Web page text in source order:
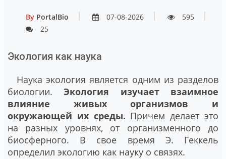
By PortalBio 07-08-2026
595
25
Экология как наука
Наука экология является одним из разделов
биологии.Экология изучает взаимное
влияние живых организмов и
окружающей их среды. Причем делает это
на разных уровнях, от организменного до
биосферного. В свое время Э. Геккель
определил экологию как науку о связях.